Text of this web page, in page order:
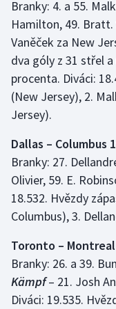
Branky: 4. a 55.
Hamilton, 49. Bratt.
Vaněček za New
dva góly z 31 střel
procenta. Diváci:
(New Jersey), 2.
Jersey).
Dallas – Columbus
Branky: 27.
Olivier, 59. E.
18.532. Hvězdy
Columbus), 3.
Toronto – Montreal
Branky: 26. a 39.
Kämpf– 21. Josh
Diváci: 19.535.